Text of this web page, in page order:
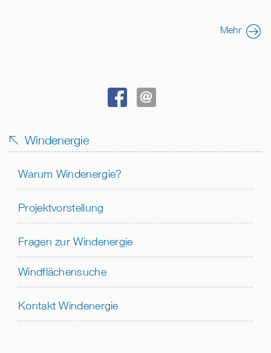
Mehr
Windenergie
Warum Windenergie?
Projektvorstellung
Fragen zur Windenergie
Windflächensuche
Kontakt Windenergie